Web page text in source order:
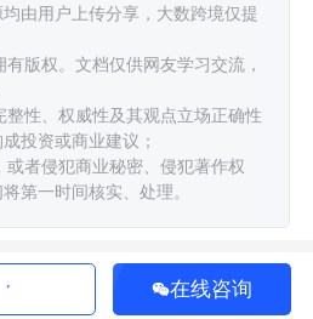
由用户上传分享，大数跨境仅提
版权。文档仅供网友学习交流，
性、权威性及其观点立场正确性
投资或商业建议；
者侵犯商业秘密、侵犯著作权
第一时间核实、处理。
在线咨询